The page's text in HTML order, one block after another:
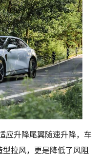
应升降尾翼随速升降，车
拉风，更是降低了风阻